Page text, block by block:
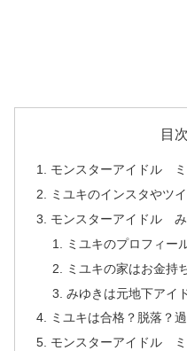
目次
モンスターアイドル ミ
ミユキのインスタやツ
モンスターアイドル
ミユキのプロフィー
ミユキの家はお金持
みゆきは元地下アイ
ミユキは合格？脱落？
モンスターアイドル